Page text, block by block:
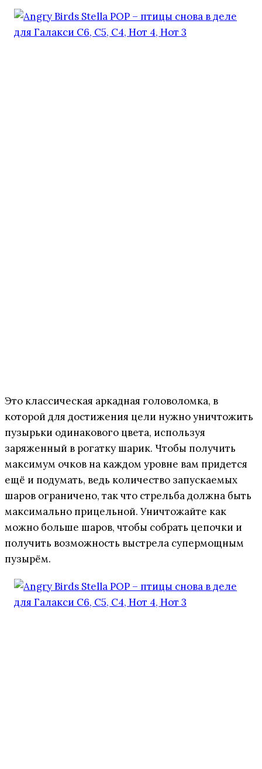
Это классическая аркадная головоломка, в
которой для достижения цели нужно уничтожить
пузырьки одинакового цвета, используя
заряженный в рогатку шарик. Чтобы получить
максимум очков на каждом уровне вам придется
ещё и подумать, ведь количество запускаемых
шаров ограничено, так что стрельба должна быть
максимально прицельной. Уничтожайте как
можно больше шаров, чтобы собрать цепочки и
получить возможность выстрела супермощным
пузырём.